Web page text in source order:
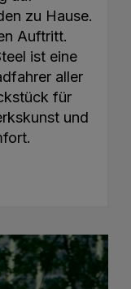
zu Hause.
Auftritt.
ist eine
aller
für
und